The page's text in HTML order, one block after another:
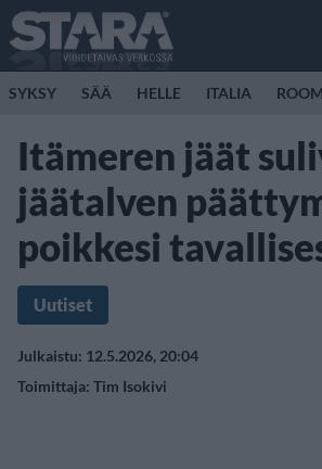
SYKSY SÄÄ HELLE ITALIA
Itämeren jäät
jäätalven
poikkesi
Uutiset
Julkaistu: 12.5.2026, 20:04
Toimittaja: Tim Isokivi